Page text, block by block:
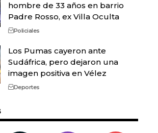
hombre de 33 años en barrio
Padre Rosso, ex Villa Oculta
Policiales
Los Pumas cayeron ante
Sudáfrica, pero dejaron una
imagen positiva en Vélez
Deportes